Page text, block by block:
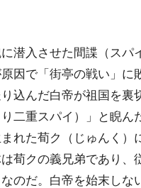
潜入させた間諜（スパ
因で「街亭の戦い」に
込んだ白帝が祖国を裏
二重スパイ）」と睨ん
れた荀ク（じゅんく）
荀クの義兄弟であり、
のだ。白帝を始末しな